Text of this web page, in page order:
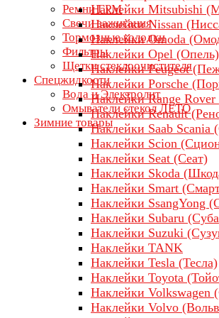
Ремни ГРМ
Свечи зажигания
Тормозные колодки
Фильтры
Щетки стеклоочистителя
Спецжидкости
Вода и Электролит
Омыватели стекол ЛЕТО
Зимние товары
Наклейки Mitsubishi
Наклейки Nissan
Наклейки Omoda
Наклейки Opel (Опель)
Наклейки Peugeot
Наклейки Porsche
Наклейки Range
Наклейки Renault
Наклейки Saab Scania
Наклейки Scion
Наклейки Seat (Сеат)
Наклейки Skoda
Наклейки Smart
Наклейки SsangYong
Наклейки Subaru
Наклейки Suzuki
Наклейки TANK
Наклейки Tesla (Тесла)
Наклейки Toyota
Наклейки Volkswagen
Наклейки Volvo